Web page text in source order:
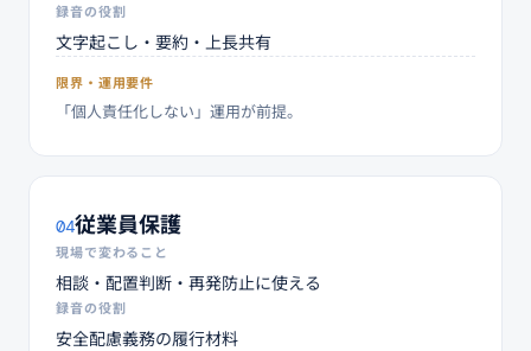
録音の役割
文字起こし・要約・上長共有
限界・運用要件
「個人責任化しない」運用が前提。
04従業員保護
現場で変わること
相談・配置判断・再発防止に使える
録音の役割
安全配慮義務の履行材料